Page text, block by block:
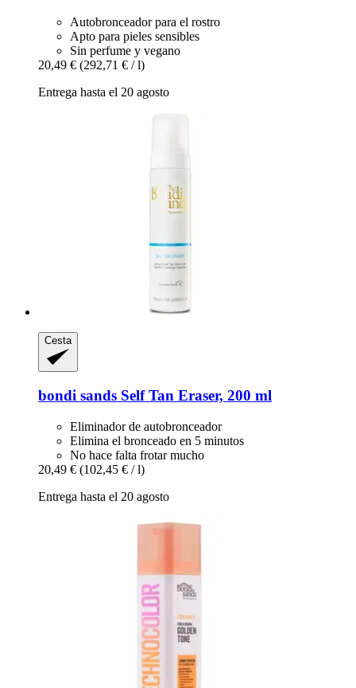
Autobronceador para el rostro
Apto para pieles sensibles
Sin perfume y vegano
20,49 € (292,71 € / l)
Entrega hasta el 20 agosto
Cesta
bondi sands Self Tan Eraser, 200 ml
Eliminador de autobronceador
Elimina el bronceado en 5 minutos
No hace falta frotar mucho
20,49 € (102,45 € / l)
Entrega hasta el 20 agosto